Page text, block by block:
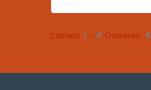
Látható 1 - 4 Összesen: 4